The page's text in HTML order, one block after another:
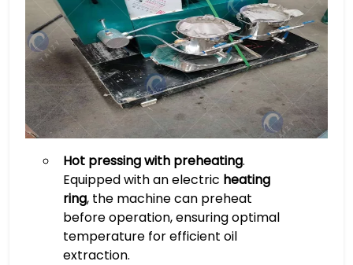
Hot pressing with preheating.
Equipped with an electric heating
ring, the machine can preheat
before operation, ensuring optimal
temperature for efficient oil
extraction.